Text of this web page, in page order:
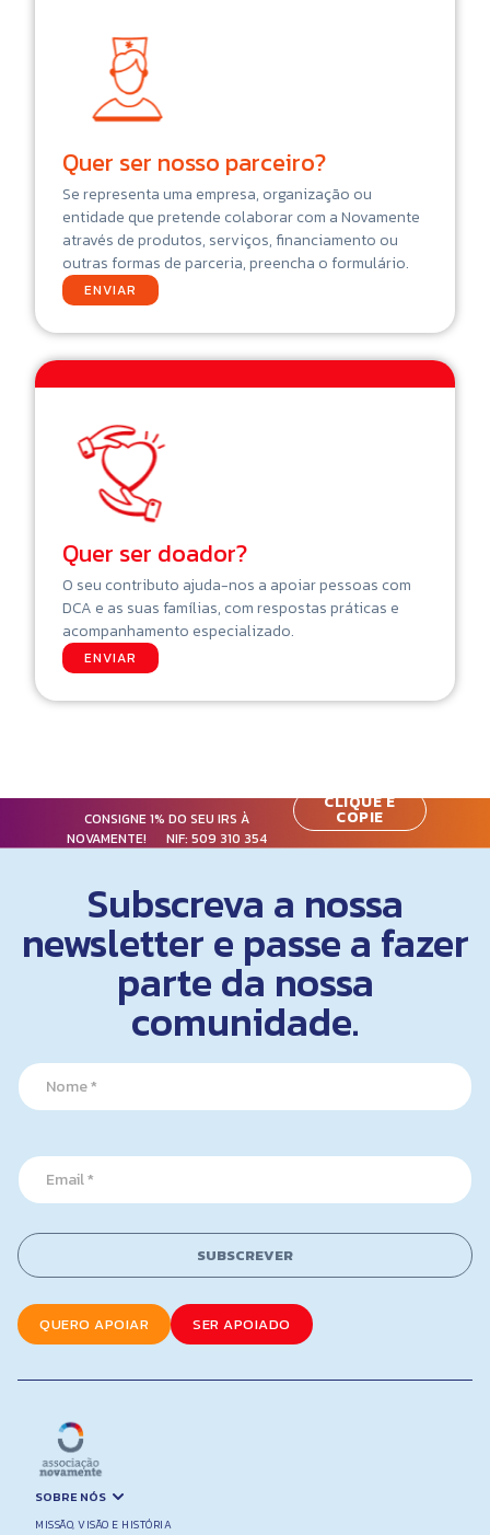
Quer ser nosso parceiro?
Se representa uma empresa, organização ou
entidade que pretende colaborar com a Novamente
através de produtos, serviços, financiamento ou
outras formas de parceria, preencha o formulário.
ENVIAR
Quer ser doador?
O seu contributo ajuda-nos a apoiar pessoas com
DCA e as suas famílias, com respostas práticas e
acompanhamento especializado.
ENVIAR
CONSIGNE 1% DO SEU IRS À
NOVAMENTE! NIF:509 310 354
CLIQUE E
COPIE
Subscreva a nossa
newsletter e passe a fazer
parte da nossa
comunidade.
N
a
m
*
a
m
*
E
m
i
l
E
m
a
l
*
SUBSCREVER
QUERO APOIAR SER APOIADO
SOBRE NÓS
MISSÃO, VISÃO E HISTÓRIA